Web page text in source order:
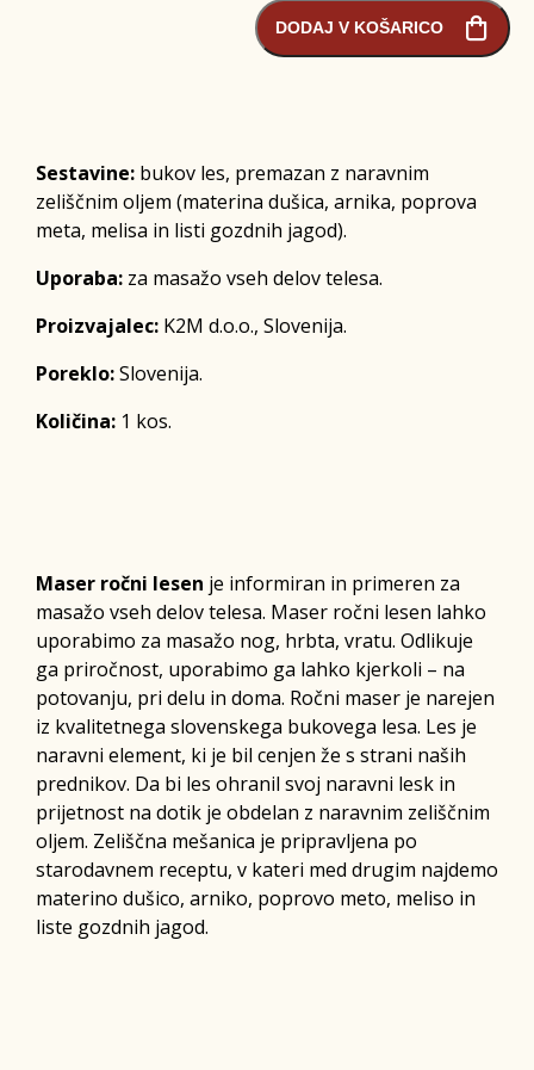
DODAJ V KOŠARICO
Sestavine: bukov les, premazan z naravnim
zeliščnim oljem (materina dušica, arnika, poprova
meta, melisa in listi gozdnih jagod).
Uporaba: za masažo vseh delov telesa.
Proizvajalec: K2M d.o.o., Slovenija.
Poreklo:Slovenija.
Količina: 1 kos.
Maser ročni lesen je informiran in primeren za
masažo vseh delov telesa. Maser ročni lesen lahko
uporabimo za masažo nog, hrbta, vratu. Odlikuje
ga priročnost, uporabimo ga lahko kjerkoli – na
potovanju, pri delu in doma. Ročni maser je narejen
iz kvalitetnega slovenskega bukovega lesa. Les je
naravni element, ki je bil cenjen že s strani naših
prednikov. Da bi les ohranil svoj naravni lesk in
prijetnost na dotik je obdelan z naravnim zeliščnim
oljem. Zeliščna mešanica je pripravljena po
starodavnem receptu, v kateri med drugim najdemo
materino dušico, arniko, poprovo meto, meliso in
liste gozdnih jagod.